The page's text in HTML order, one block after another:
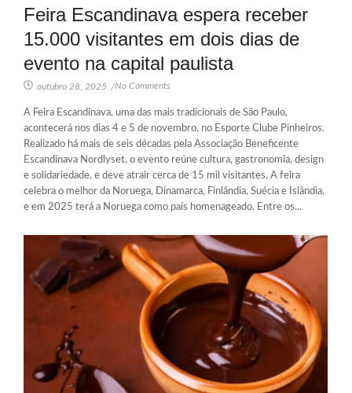
Feira Escandinava espera receber
15.000 visitantes em dois dias de
evento na capital paulista
outubro 28, 2025 /No Comments
A Feira Escandinava, uma das mais tradicionais de São Paulo,
acontecerá nos dias 4 e 5 de novembro, no Esporte Clube Pinheiros.
Realizado há mais de seis décadas pela Associação Beneficente
Escandinava Nordlyset, o evento reúne cultura, gastronomia, design
e solidariedade, e deve atrair cerca de 15 mil visitantes. A feira
celebra o melhor da Noruega, Dinamarca, Finlândia, Suécia e Islândia,
e em 2025 terá a Noruega como país homenageado. Entre os...